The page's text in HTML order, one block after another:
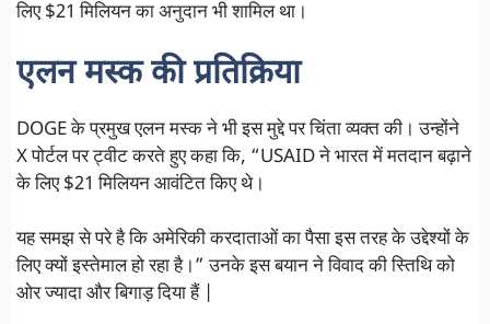
लिए $21 मिलियन का अनुदान भी शामिल था।
एलन मस्क की प्रतिक्रिया
DOGE के प्रमुख एलन मस्क ने भी इस मुद्दे पर चिंता व्यक्त की। उन्होंने
X पोर्टल पर ट्वीट करते हुए कहा कि, “USAID ने भारत में मतदान बढ़ाने
के लिए $21 मिलियन आवंटित किए थे।
यह समझ से परे है कि अमेरिकी करदाताओं का पैसा इस तरह के उद्देश्यों के
लिए क्यों इस्तेमाल हो रहा है।” उनके इस बयान ने विवाद की स्तिथि को
ओर ज्यादा और बिगाड़ दिया हैं |